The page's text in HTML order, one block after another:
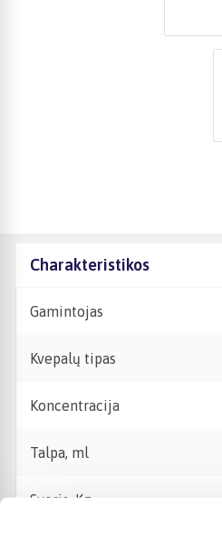
Charakteristikos
Gamintojas
Kvepalų tipas
Koncentracija
Talpa, ml
Svoris, Kg